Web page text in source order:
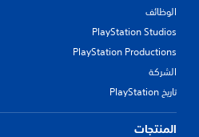
الوظائف
PlayStation Studios
PlayStation Productions
الشركة
تاريخ PlayStation
المنتجات